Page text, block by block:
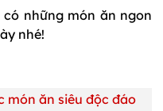
có những món ăn ngon
nhé!
món ăn siêu độc đáo